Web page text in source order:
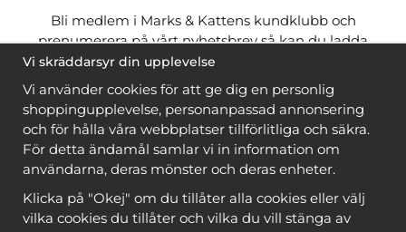
Bli medlem i Marks & Kattens kundklubb och
prenumerera på vårt nyhetsbrev så kan du ladda
ner många mönstergratisoch få många
när du handlar garn till mönstret. Du ser vilka som
är
gratis när du är inloggad
Bli medlem
Vi skräddarsyr din upplevelse
Vi använder cookies för att ge dig en personlig
shoppingupplevelse, personanpassad annonsering
och för hålla våra webbplatser tillförlitliga och säkra.
För detta ändamål samlar vi in information om
användarna, deras mönster och deras enheter.
Klicka på "Okej" om du tillåter alla cookies eller välj
vilka cookies du tillåter och vilka du vill stänga av